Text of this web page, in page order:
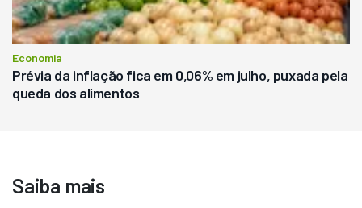
Economia
Prévia da inflação fica em 0,06% em julho, puxada pela
queda dos alimentos
Saiba mais